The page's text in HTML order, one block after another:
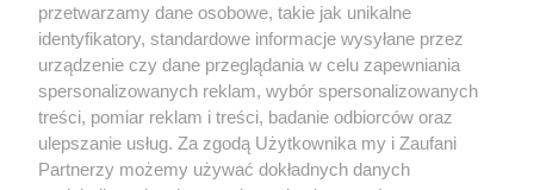
Kultura
X Facebook Instagram Youtube
przetwarzamy dane osobowe, takie jak unikalne
identyfikatory, standardowe informacje wysyłane przez
urządzenie czy dane przeglądania w celu zapewniania
spersonalizowanych reklam, wybór spersonalizowanych
treści, pomiar reklam i treści, badanie odbiorców oraz
ulepszanie usług. Za zgodą Użytkownika my i Zaufani
Partnerzy możemy używać dokładnych danych